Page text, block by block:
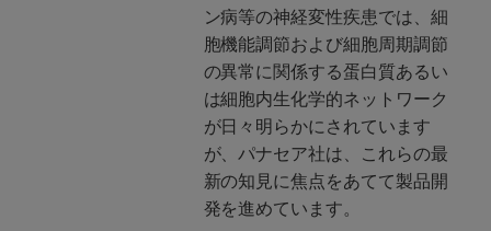
ン病等の神経変性疾患では、細
胞機能調節および細胞周期調節
の異常に関係する蛋白質あるい
は細胞内生化学的ネットワーク
が日々明らかにされています
が、パナセア社は、これらの最
新の知見に焦点をあてて製品開
発を進めています。